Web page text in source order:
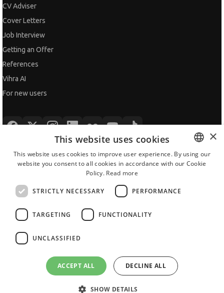
Getting an Offer
References
Vihra AI
For new users
Copyright © 2000-2026 JobTiger. All rights reserved.
BULGARIAN
×
This website uses cookies
This website uses cookies to improve user experience. By using our
website you consent to all cookies in accordance with our Cookie
Policy. Read more
STRICTLY NECESSARY PERFORMANCE
TARGETING FUNCTIONALITY
UNCLASSIFIED
ACCEPT ALL DECLINE ALL
SHOW DETAILS